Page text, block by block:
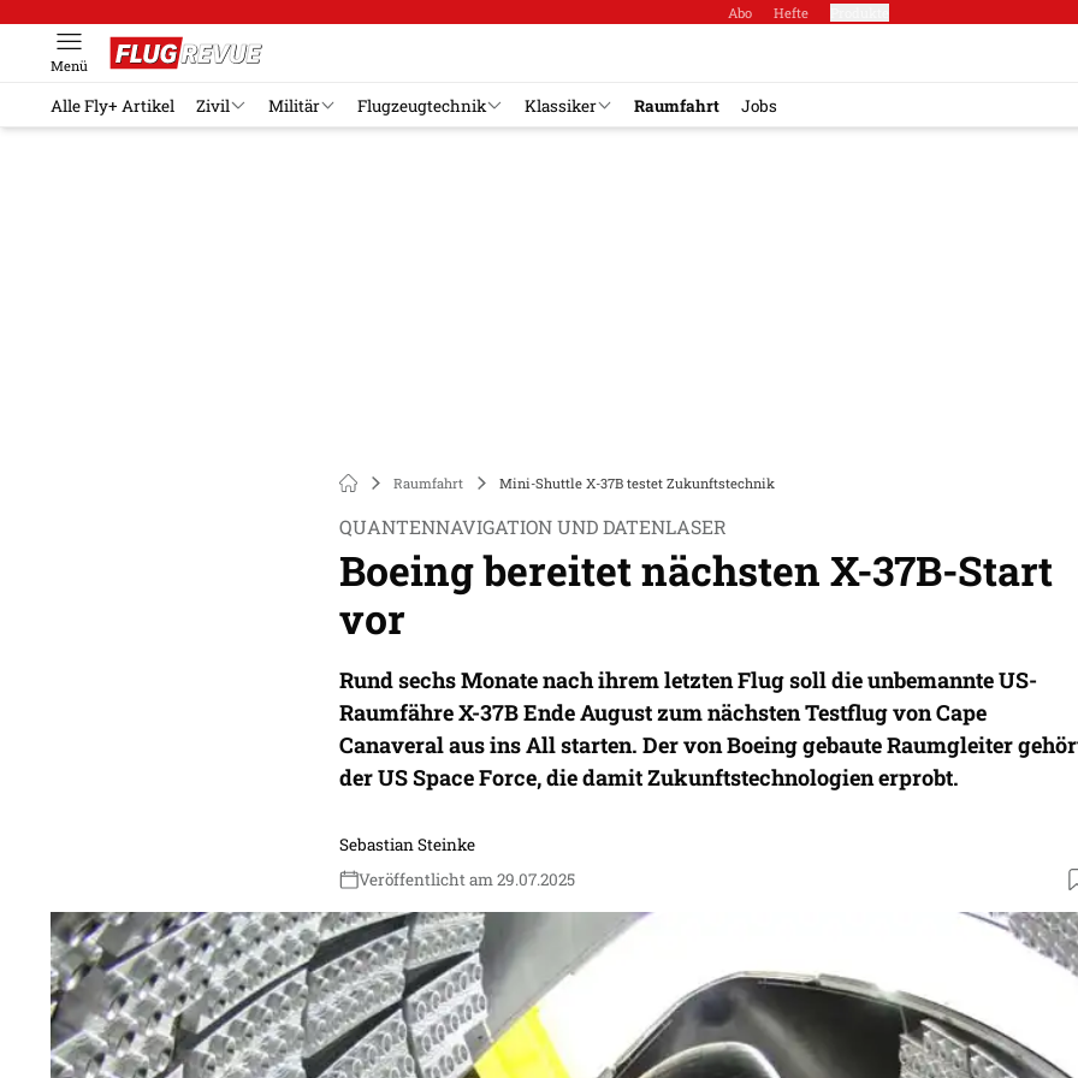
Abo Hefte
Menü
Alle Fly+ Artikel Zivil Militär Flugzeugtechnik Klassiker Raumfahrt Jobs
Raumfahrt Mini-Shuttle X-37B testet Zukunftstechnik
QUANTENNAVIGATION UND DATENLASER
Boeing bereitet nächsten X-37B-Start
vor
Rund sechs Monate nach ihrem letzten Flug soll die unbemannte US-
Raumfähre X-37B Ende August zum nächsten Testflug von Cape
Canaveral aus ins All starten. Der von Boeing gebaute Raumgleiter
der US Space Force, die damit Zukunftstechnologien erprobt.
Sebastian Steinke
Veröffentlicht am 29.07.2025